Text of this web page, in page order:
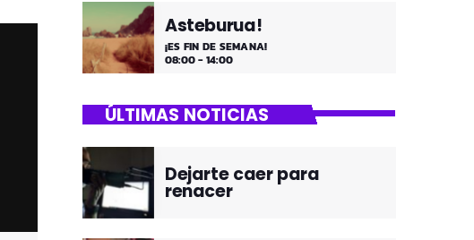
Asteburua!
¡ES FIN DE SEMANA!
08:00 - 14:00
ÚLTIMAS NOTICIAS
Dejarte caer para
renacer